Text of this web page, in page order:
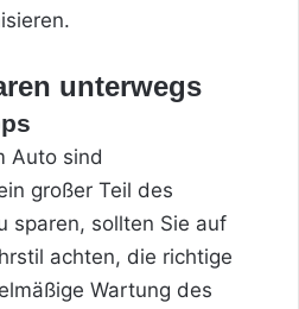
unterwegs
Auto sind
großer Teil des
sparen, sollten Sie auf
achten, die richtige
Wartung des